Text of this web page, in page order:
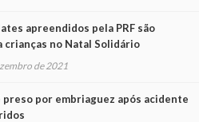
apreendidos pela PRF são
crianças no Natal Solidário
de 2021
por embriaguez após acidente